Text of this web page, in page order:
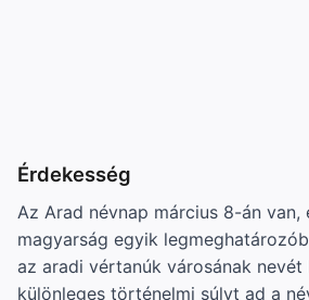
Érdekesség
Az Arad névnap március 8-án van,
magyarság egyik
az aradi vértanúk városának
különleges történelmi súlyt ad a